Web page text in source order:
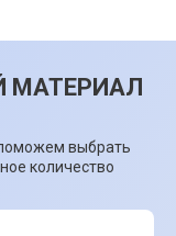
МАТЕРИАЛ
выбрать
количество